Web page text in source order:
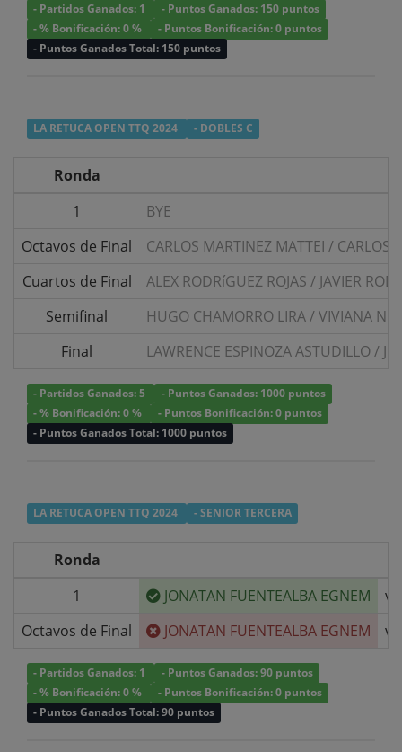
- Partidos Ganados: 1
- Puntos Ganados: 150 puntos
- % Bonificación: 0 %
- Puntos Bonificación: 0 puntos
- Puntos Ganados Total: 150 puntos
LA RETUCA OPEN TTQ 2024 - DOBLES C
Ronda
1
BYE
Octavos de Final
CARLOS MARTINEZ MATTEI / CARLOS
Cuartos de Final
ALEX RODRíGUEZ ROJAS / JAVIER
Semifinal
HUGO CHAMORRO LIRA/VIVIANA
Final
LAWRENCE ESPINOZA ASTUDILLO /
- Partidos Ganados: 5
- Puntos Ganados: 1000 puntos
- % Bonificación: 0 %
- Puntos Bonificación: 0 puntos
- Puntos Ganados Total: 1000 puntos
LA RETUCA OPEN TTQ 2024 - SENIOR TERCERA
Ronda
1
JONATAN FUENTEALBA EGNEM
v/
Octavos de Final
JONATAN FUENTEALBA EGNEM v/
- Partidos Ganados: 1
- Puntos Ganados: 90 puntos
- % Bonificación: 0 %
- Puntos Bonificación: 0 puntos
- Puntos Ganados Total: 90 puntos